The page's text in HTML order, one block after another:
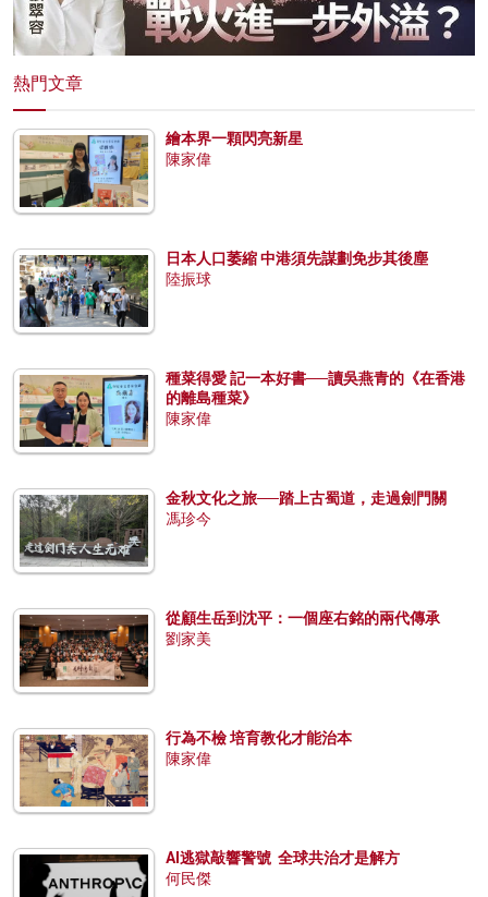
熱門文章
繪本界一顆閃亮新星
陳家偉
日本人口萎縮 中港須先謀劃免步其後塵
陸振球
種菜得愛 記一本好書──讀吳燕青的《在香港
的離島種菜》
陳家偉
金秋文化之旅──踏上古蜀道，走過劍門關
馮珍今
從顧生岳到沈平：一個座右銘的兩代傳承
劉家美
行為不檢 培育教化才能治本
陳家偉
AI逃獄敲響警號 全球共治才是解方
何民傑